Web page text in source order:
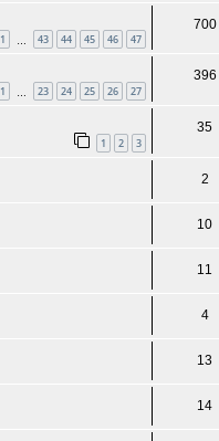
1 43 44 45 46 47
700
1 23 24 25 26 27
396
1 2 3
35
2
10
11
4
13
14